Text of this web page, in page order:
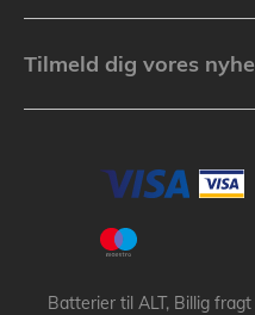
Tilmeld dig vores
Batterier til ALT, Billig